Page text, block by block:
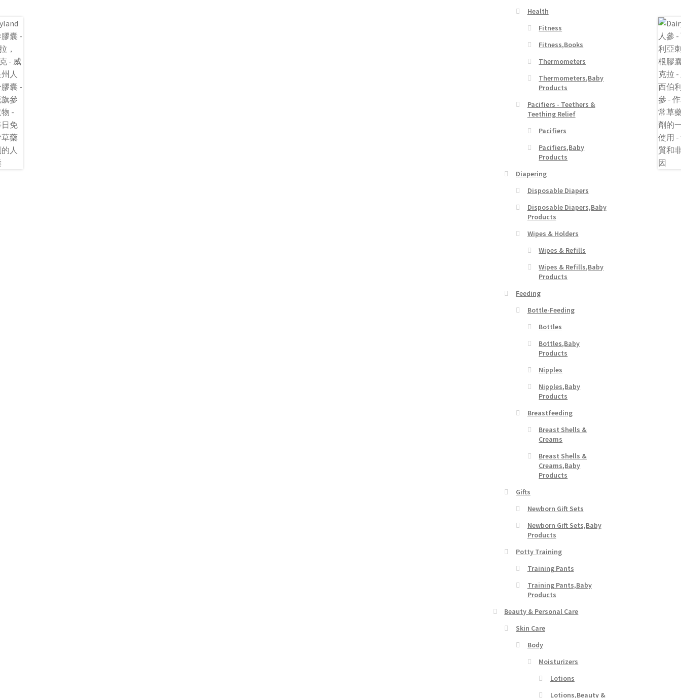
Health
Fitness
Fitness,Books
Thermometers
Thermometers,Baby
Products
Pacifiers - Teethers &
Teething Relief
Pacifiers
Pacifiers,Baby
Products
Diapering
Disposable Diapers
Disposable Diapers,Baby
Products
Wipes & Holders
Wipes & Refills
Wipes & Refills,Baby
Products
Feeding
Bottle-Feeding
Bottles
Bottles,Baby
Products
Nipples
Nipples,Baby
Products
Breastfeeding
Breast Shells &
Creams
Breast Shells &
Creams,Baby
Products
Gifts
Newborn Gift Sets
Newborn Gift Sets,Baby
Products
Potty Training
Training Pants
Training Pants,Baby
Products
Beauty & Personal Care
Skin Care
Body
Moisturizers
Lotions
Lotions,Beauty &